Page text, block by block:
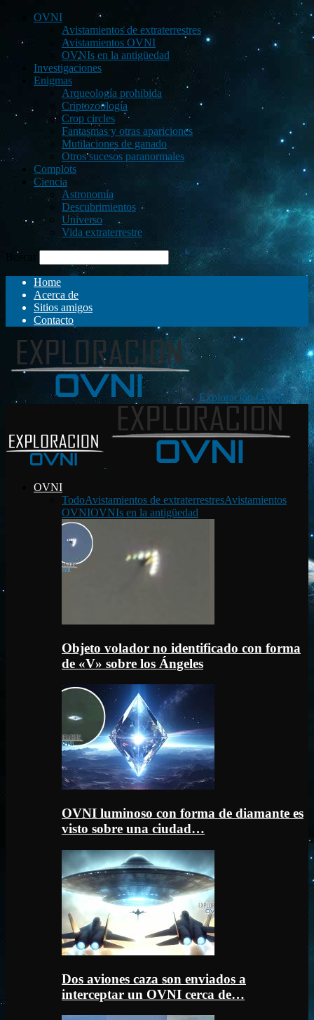
OVNI
Avistamientos de extraterrestres
Avistamientos OVNI
OVNIs en la antigüedad
Investigaciones
Enigmas
Arqueología prohibida
Criptozoología
Crop circles
Fantasmas y otras apariciones
Mutilaciones de ganado
Otros sucesos paranormales
Complots
Ciencia
Astronomía
Descubrimientos
Universo
Vida extraterrestre
Buscar
Home
Acerca de
Sitios amigos
Contacto
Exploración OVNI
OVNI
TodoAvistamientos de extraterrestresAvistamientos
OVNIOVNIs en la antigüedad
Objeto volador no identificado con forma
de «V» sobre los Ángeles
OVNI luminoso con forma de diamante es
visto sobre una ciudad…
Dos aviones caza son enviados a
interceptar un OVNI cerca de…